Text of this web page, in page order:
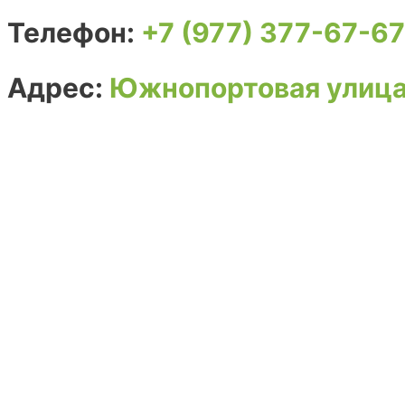
Телефон: +7 (977) 377-67-67
Адрес: Южнопортовая